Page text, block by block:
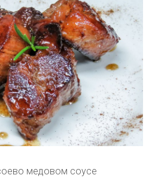
медовом соусе